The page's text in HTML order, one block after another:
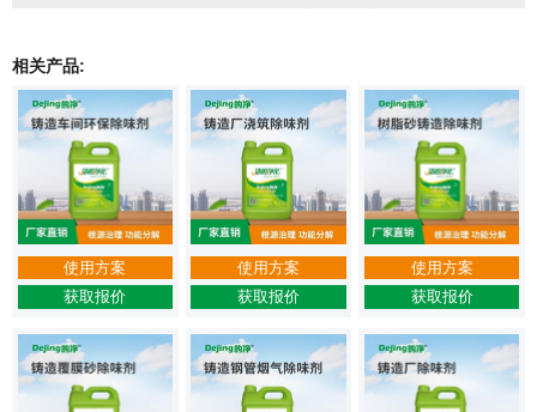
相关产品:
使用方案
获取报价
使用方案
获取报价
使用方案
获取报价